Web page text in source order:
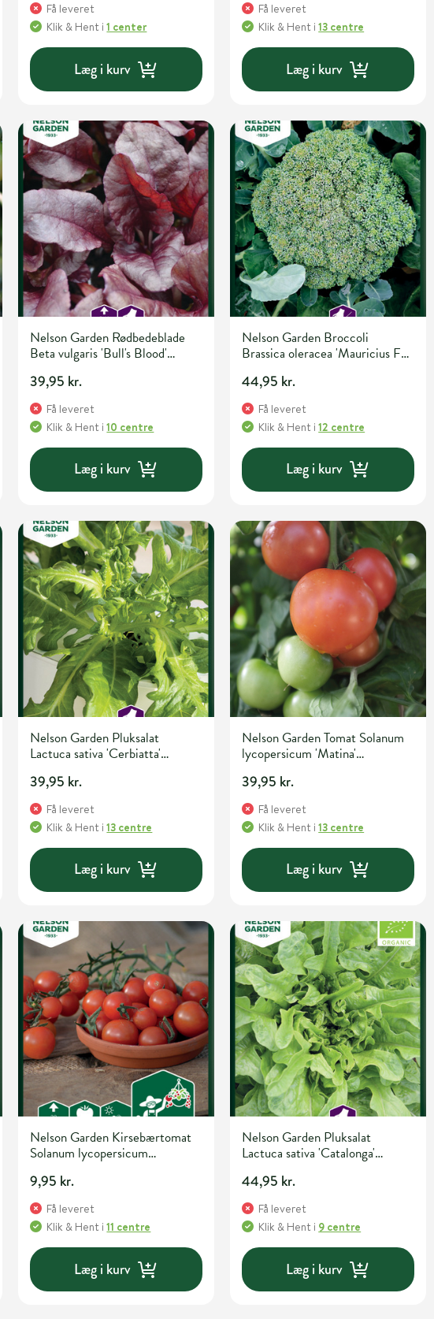
Få leveret
Klik & Hent i1 center
Læg i kurv
Få leveret
Klik & Hent i13 centre
Læg i kurv
Nelson Garden Rødbedeblade
Beta vulgaris 'Bull's Blood'
39,95 kr.
Få leveret
Klik & Hent i10 centre
Læg i kurv
Nelson Garden Broccoli
Brassica oleracea 'Mauricius F1'
44,95 kr.
Få leveret
Klik & Hent i12 centre
Læg i kurv
Nelson Garden Pluksalat
Lactuca sativa 'Cerbiatta'
39,95 kr.
Få leveret
Klik & Hent i13 centre
Læg i kurv
Nelson Garden Tomat Solanum
lycopersicum 'Matina'
39,95 kr.
Få leveret
Klik & Hent i13 centre
Læg i kurv
Nelson Garden Kirsebærtomat
Solanum lycopersicum
9,95 kr.
Få leveret
Klik & Hent i11 centre
Læg i kurv
Nelson Garden Pluksalat
Lactuca sativa 'Catalonga'
44,95 kr.
Få leveret
Klik & Hent i 9 centre
Læg i kurv